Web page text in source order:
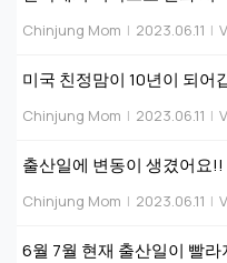
Chinjung Mom | 2023.06.11 |
미국 친정맘이 10년이 되어
Chinjung Mom | 2023.06.11 |
출산일에 변동이 생겼어요!!
Chinjung Mom | 2023.06.11 |
6월 7월 현재 출산일이 빨